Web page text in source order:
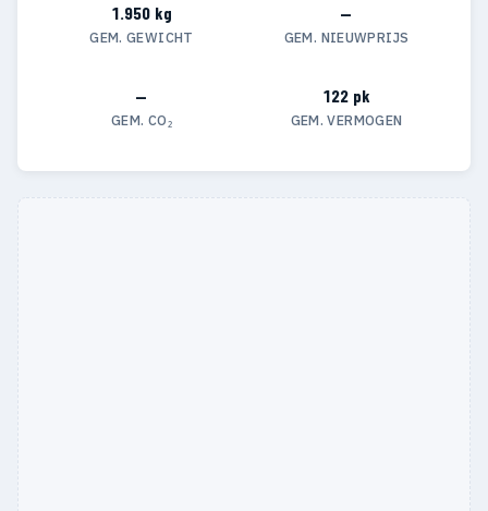
1.950 kg
GEM. GEWICHT
—
GEM. NIEUWPRIJS
—
GEM. CO₂
122 pk
GEM. VERMOGEN